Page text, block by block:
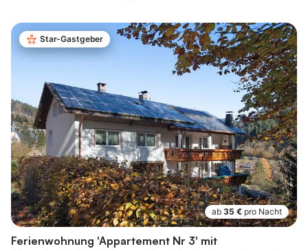
Star-Gastgeber
ab 35 € pro Nacht
Ferienwohnung 'Appartement Nr 3' mit